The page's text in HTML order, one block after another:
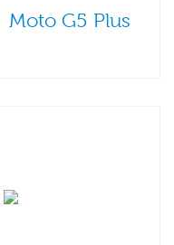
Moto G5 Plus